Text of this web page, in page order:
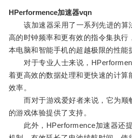
HPerformence加速器vqn
该加速器采用了一系列先进的算
高的时钟频率和更有效的指令集执行
本电脑和智能手机的超越极限的性能
对于专业人士来说，
着更高效的数据处理和更快速的计算
效率。
而对于游戏爱好者来说，它为顺
的游戏体验提供了支持。
此外，HPerformence加速器还提